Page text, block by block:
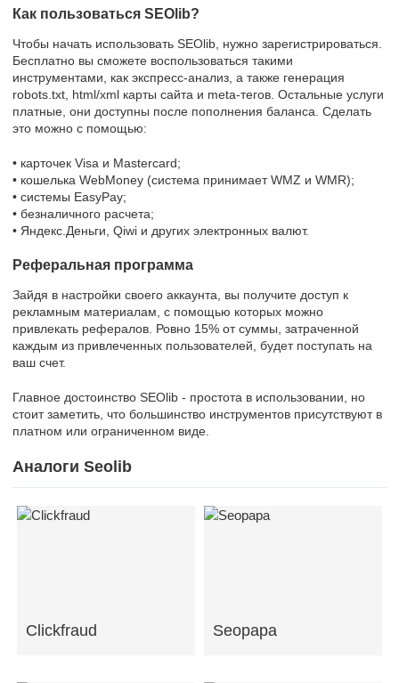
Как пользоваться SEOlib?
Чтобы начать использовать SEOlib, нужно зарегистрироваться.
Бесплатно вы сможете воспользоваться такими
инструментами, как экспресс-анализ, а также генерация
robots.txt, html/xml карты сайта и meta-тегов. Остальные услуги
платные, они доступны после пополнения баланса. Сделать
это можно с помощью:
• карточек Visa и Mastercard;
• кошелька WebMoney (система принимает WMZ и WMR);
• системы EasyPay;
• безналичного расчета;
• Яндекс.Деньги, Qiwi и других электронных валют.
Реферальная программа
Зайдя в настройки своего аккаунта, вы получите доступ к
рекламным материалам, с помощью которых можно
привлекать рефералов. Ровно 15% от суммы, затраченной
каждым из привлеченных пользователей, будет поступать на
ваш счет.
Главное достоинство SEOlib - простота в использовании, но
стоит заметить, что большинство инструментов присутствуют в
платном или ограниченном виде.
Аналоги Seolib
Clickfraud Seopapa